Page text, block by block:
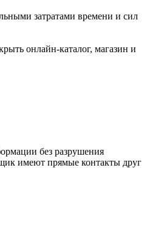
затратами времени и сил
онлайн-каталог, магазин и
без разрушения
имеют прямые контакты друг